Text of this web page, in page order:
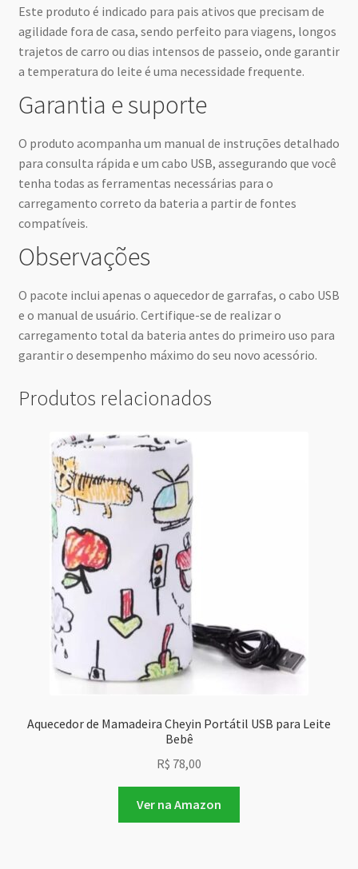
Este produto é indicado para pais ativos que precisam de
agilidade fora de casa, sendo perfeito para viagens, longos
trajetos de carro ou dias intensos de passeio, onde garantir
a temperatura do leite é uma necessidade frequente.
Garantia e suporte
O produto acompanha um manual de instruções detalhado
para consulta rápida e um cabo USB, assegurando que você
tenha todas as ferramentas necessárias para o
carregamento correto da bateria a partir de fontes
compatíveis.
Observações
O pacote inclui apenas o aquecedor de garrafas, o cabo USB
e o manual de usuário. Certifique-se de realizar o
carregamento total da bateria antes do primeiro uso para
garantir o desempenho máximo do seu novo acessório.
Produtos relacionados
Aquecedor de Mamadeira Cheyin Portátil USB para Leite
Bebê
R$ 78,00
Ver na Amazon